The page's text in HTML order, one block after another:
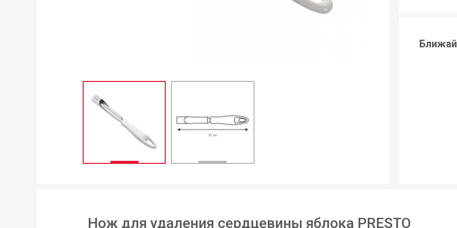
Нож для удаления сердцевины яблока PRESTO